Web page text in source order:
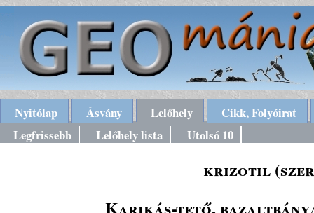
Nyitólap Ásvány Lelőhely
Cikk, Folyóirat
Legfrissebb
Lelőhely lista Utolsó 10
krizotil
Karikás-tető,